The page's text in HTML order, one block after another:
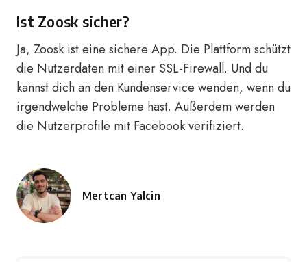
Ist Zoosk sicher?
Ja, Zoosk ist eine sichere App. Die Plattform schützt
die Nutzerdaten mit einer SSL-Firewall. Und du
kannst dich an den Kundenservice wenden, wenn du
irgendwelche Probleme hast. Außerdem werden
die Nutzerprofile mit Facebook verifiziert.
Posted
Mertcan Yalcin